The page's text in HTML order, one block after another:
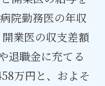
院勤務医の年収
業医の収支差額
退職金に充てる
万円と、およそ